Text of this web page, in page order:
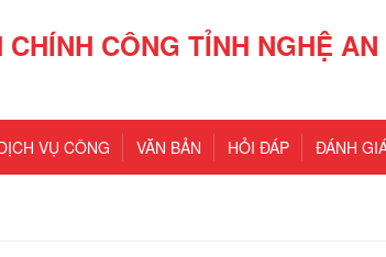
CÔNG TỈNH NGHỆ AN
VỤ CÔNG VĂN BẢN HỎI ĐÁP ĐÁNH